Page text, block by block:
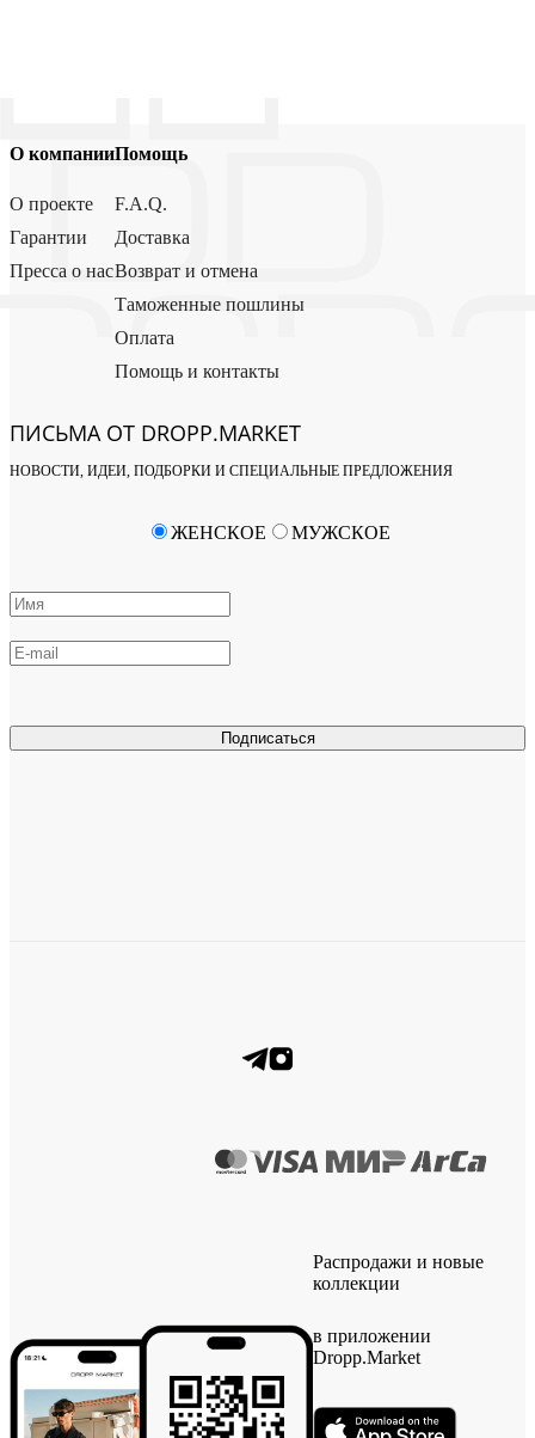
О компании
О проекте
Гарантии
Пресса о нас
Помощь
F.A.Q.
Доставка
Возврат и отмена
Таможенные пошлины
Оплата
Помощь и контакты
ПИСЬМА ОТ DROPP.MARKET
НОВОСТИ, ИДЕИ, ПОДБОРКИ И СПЕЦИАЛЬНЫЕ ПРЕДЛОЖЕНИЯ
Подписаться
ЖЕНСКОЕ МУЖСКОЕ
Распродажи и новые
коллекции
в приложении
Dropp.Market